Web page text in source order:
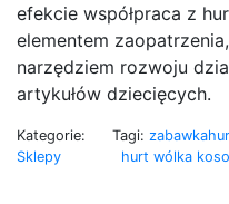
efekcie współpraca z
elementem
narzędziem rozwoju
artykułów dziecięcych.
Kategorie:
Sklepy
Tagi:
hurt wólka